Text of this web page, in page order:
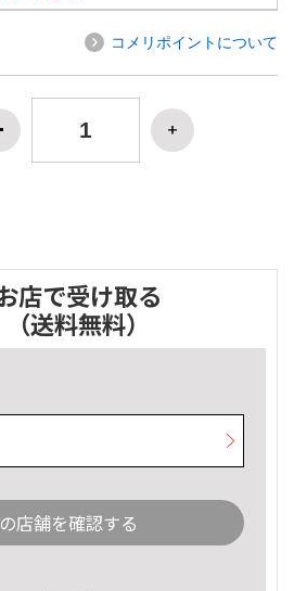
コメリポイントについて
店で受け取る
（送料無料）
店舗を確認する